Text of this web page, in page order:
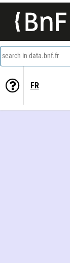
search in data.bnf.fr
FR